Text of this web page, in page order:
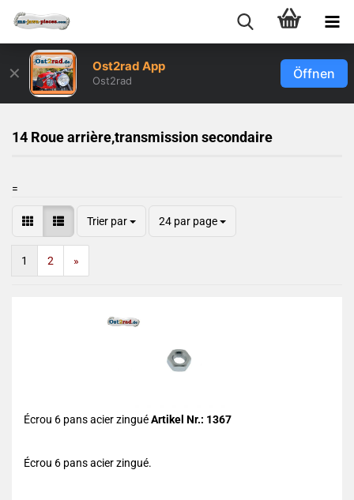
✕ Ost2rad App
Ost2rad Öffnen
14 Roue arrière,transmission secondaire
=
Trier par 24 par page
1 2 »
Écrou 6 pans acier zinguéArtikel Nr.: 1367
Écrou 6 pans acier zingué.